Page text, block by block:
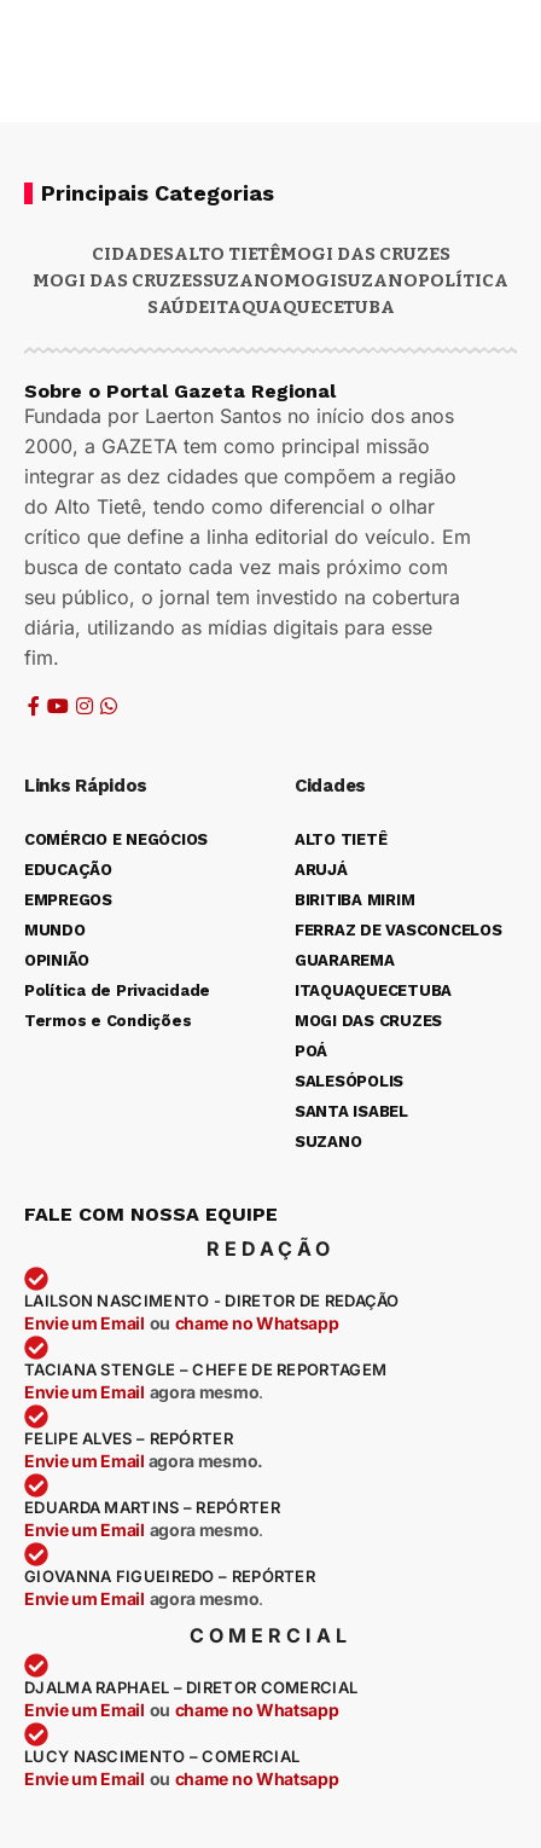
Principais Categorias
CIDADESALTO TIETÊMOGI DAS CRUZES
MOGI DAS CRUZESSUZANOMOGISUZANOPOLÍTICA
SAÚDEITAQUAQUECETUBA
Sobre o Portal Gazeta Regional
Fundada por Laerton Santos no início dos anos
2000, a GAZETA tem como principal missão
integrar as dez cidades que compõem a região
do Alto Tietê, tendo como diferencial o olhar
crítico que define a linha editorial do veículo. Em
busca de contato cada vez mais próximo com
seu público, o jornal tem investido na cobertura
diária, utilizando as mídias digitais para esse
fim.
Links Rápidos
COMÉRCIO E NEGÓCIOS
EDUCAÇÃO
EMPREGOS
MUNDO
OPINIÃO
Política de Privacidade
Termos e Condições
Cidades
ALTO TIETÊ
ARUJÁ
BIRITIBA MIRIM
FERRAZ DE VASCONCELOS
GUARAREMA
ITAQUAQUECETUBA
MOGI DAS CRUZES
POÁ
SALESÓPOLIS
SANTA ISABEL
SUZANO
FALE COM NOSSA EQUIPE
REDAÇÃO
LAILSON NASCIMENTO - DIRETOR DE REDAÇÃO
Envie um Email ou chame no Whatsapp
TACIANA STENGLE – CHEFE DE REPORTAGEM
Envie um Email agora mesmo.
FELIPE ALVES – REPÓRTER
Envie um Email agora mesmo.
EDUARDA MARTINS – REPÓRTER
Envie um Email agora mesmo.
GIOVANNA FIGUEIREDO – REPÓRTER
Envie um Email agora mesmo.
COMERCIAL
DJALMA RAPHAEL – DIRETOR COMERCIAL
Envie um Email ou chame no Whatsapp
LUCY NASCIMENTO – COMERCIAL
Envie um Email ou chame no Whatsapp